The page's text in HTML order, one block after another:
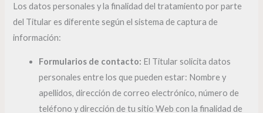
Los datos personales y la finalidad del tratamiento por parte
del Titular es diferente según el sistema de captura de
información:
Formularios de contacto: El Titular solicita datos
personales entre los que pueden estar: Nombre y
apellidos, dirección de correo electrónico, número de
teléfono y dirección de tu sitio Web con la finalidad de